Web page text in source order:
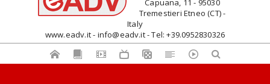
Capuana, 11 - 95030
Tremestieri Etneo (CT) -
Italy
www.eadv.it - info@eadv.it - Tel: +39.0952830326